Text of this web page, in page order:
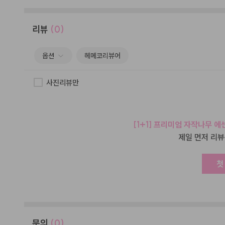
리뷰 (0)
옵션 헤메코리뷰어
사진리뷰만
[1+1] 프리미엄 자작나무 에
제일 먼저 리